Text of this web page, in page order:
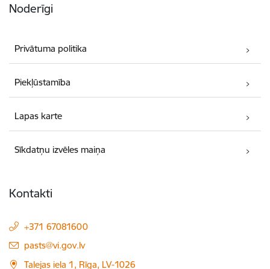
Noderīgi
Privātuma politika
Piekļūstamība
Lapas karte
Sīkdatņu izvēles maiņa
Kontakti
+371 67081600
E-pasts:
pasts@vi.gov.lv
Talejas iela 1, Rīga, LV-1026